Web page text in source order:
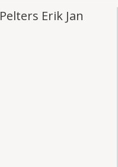
Pelters Erik Jan